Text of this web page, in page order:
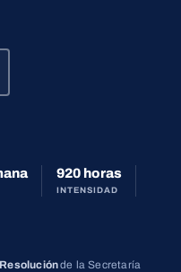
920 horas
INTENSIDAD
Resoluciónde la Secretaría